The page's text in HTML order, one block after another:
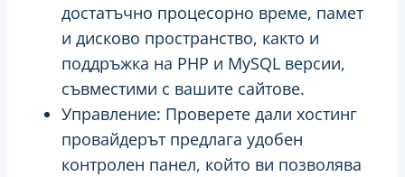
достатъчно процесорно време, памет
и дисково пространство, както и
поддръжка на PHP и MySQL версии,
съвместими с вашите сайтове.
Управление: Проверете дали хостинг
провайдерът предлага удобен
контролен панел, който ви позволява